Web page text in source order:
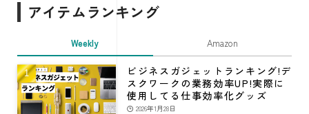
アイテムランキング
Weekly Amazon
ビジネスガジェットランキング!デ
スクワークの業務効率UP!実際に
使用してる仕事効率化グッズ
2026年1月28日